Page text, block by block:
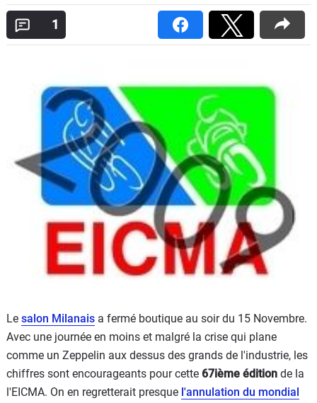
Equipement
Avis
Scooters
Marques
Services
1
Le salon Milanais a fermé boutique au soir du 15 Novembre.
Avec une journée en moins et malgré la crise qui plane
comme un Zeppelin aux dessus des grands de l'industrie, les
chiffres sont encourageants pour cette 67ième édition de la
l'EICMA. On en regretterait presque l'annulation du mondial